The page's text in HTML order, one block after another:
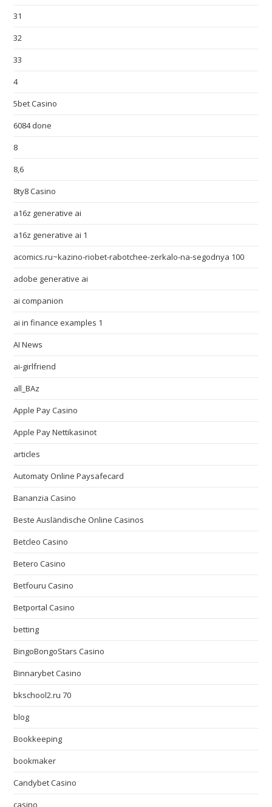
31
32
33
4
5bet Casino
6084 done
8
8,6
8ty8 Casino
a16z generative ai
a16z generative ai 1
acomics.ru~kazino-riobet-rabotchee-zerkalo-na-segodnya 100
adobe generative ai
ai companion
ai in finance examples 1
AI News
ai-girlfriend
all_BAz
Apple Pay Casino
Apple Pay Nettikasinot
articles
Automaty Online Paysafecard
Bananzia Casino
Beste Ausländische Online Casinos
Betcleo Casino
Betero Casino
Betfouru Casino
Betportal Casino
betting
BingoBongoStars Casino
Binnarybet Casino
bkschool2.ru 70
blog
Bookkeeping
bookmaker
Candybet Casino
casino